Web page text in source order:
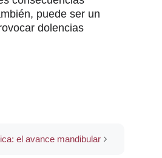
puede ser un
dolencias
el avance mandibular